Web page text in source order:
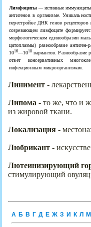
Лимфоциты —истинные
антигенов в организме.
перестройке ДНК генов ре­цепторов
созре­вающем лимфоците
морфологическом единообразии
цитоплазмы) разнообразие антиген-
1016—1018ва­риантов.
ответ консервативных
инфекционным микроорганизмам.
Линимент -
Липома - то же, что и
из жировой ткани.
Локализация -
Любрикант -
Лютеинизирующий
стимулирующий
А Б В Г Д Е Ж З И К Л М